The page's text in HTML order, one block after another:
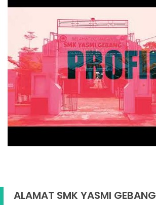
ALAMAT SMK YASMI GEBANG